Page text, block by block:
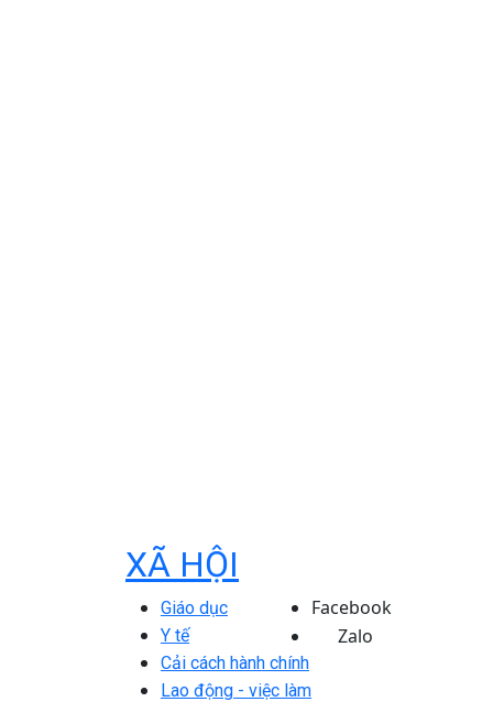
XÃ HỘI
Giáo dục
Y tế
Cải cách hành chính
Lao động - việc làm
Facebook
Zalo